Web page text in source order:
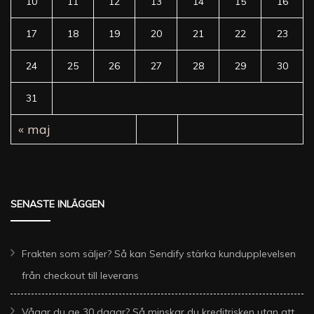
17 18 19 20 21 22 23
24 25 26 27 28 29 30
31
« maj
SENASTE INLÄGGEN
Frakten som säljer? Så kan Sendify stärka kundupplevelsen
från checkout till leverans